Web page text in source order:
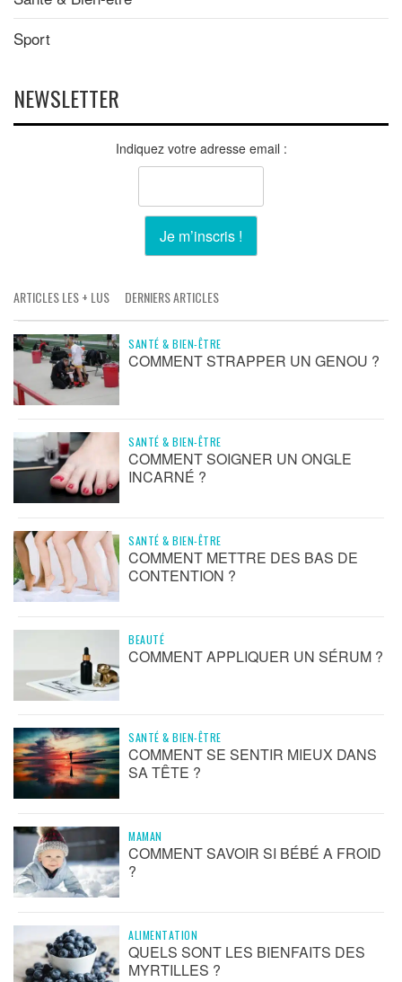
Sport
NEWSLETTER
Indiquez votre adresse email :
ARTICLES LES + LUS DERNIERS ARTICLES
SANTÉ & BIEN-ÊTRE
COMMENT STRAPPER UN GENOU ?
SANTÉ & BIEN-ÊTRE
COMMENT SOIGNER UN ONGLE
INCARNÉ ?
SANTÉ & BIEN-ÊTRE
COMMENT METTRE DES BAS DE
CONTENTION ?
BEAUTÉ
COMMENT APPLIQUER UN SÉRUM ?
SANTÉ & BIEN-ÊTRE
COMMENT SE SENTIR MIEUX DANS
SA TÊTE ?
MAMAN
COMMENT SAVOIR SI BÉBÉ A FROID
?
ALIMENTATION
QUELS SONT LES BIENFAITS DES
MYRTILLES ?